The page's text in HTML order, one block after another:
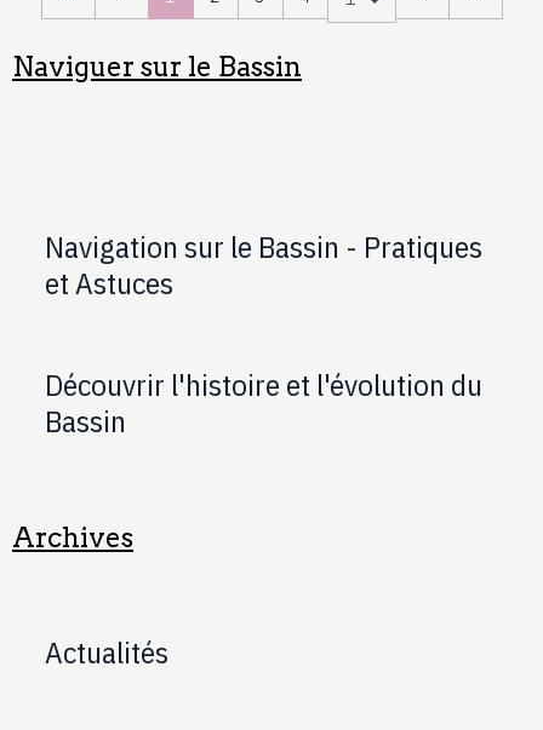
Naviguer sur le Bassin
Navigation sur le Bassin - Pratiques
et Astuces
Découvrir l'histoire et l'évolution du
Bassin
Archives
Actualités